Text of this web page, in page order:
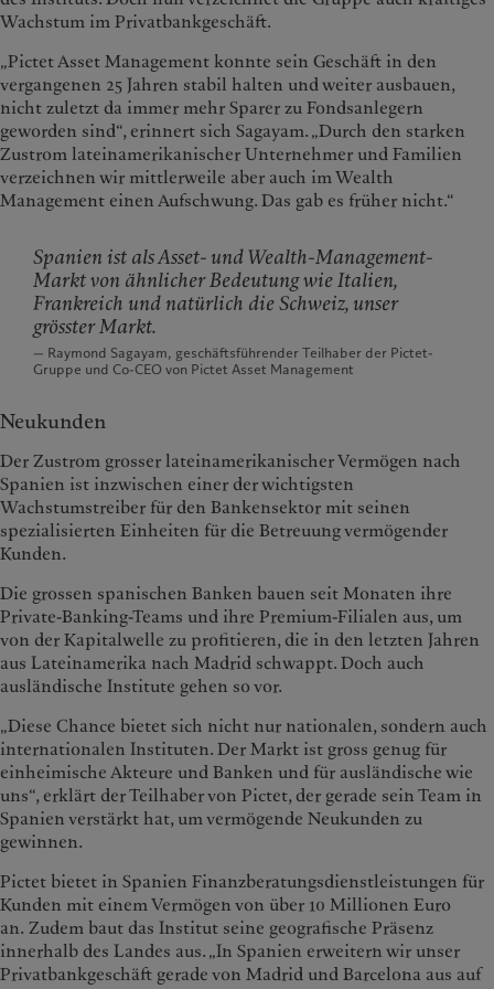
Wachstum im Privatbankgeschäft.
„Pictet Asset Management konnte sein Geschäft in den
vergangenen 25 Jahren stabil halten und weiter ausbauen,
nicht zuletzt da immer mehr Sparer zu Fondsanlegern
geworden sind“, erinnert sich Sagayam. „Durch den starken
Zustrom lateinamerikanischer Unternehmer und Familien
verzeichnen wir mittlerweile aber auch im Wealth
Management einen Aufschwung. Das gab es früher nicht.“
Spanien ist als Asset- und Wealth-Management-
Markt von ähnlicher Bedeutung wie Italien,
Frankreich und natürlich die Schweiz, unser
grösster Markt.
— Raymond Sagayam, geschäftsführender Teilhaber der Pictet-
Gruppe und Co-CEO von Pictet Asset Management
Neukunden
Der Zustrom grosser lateinamerikanischer Vermögen nach
Spanien ist inzwischen einer der wichtigsten
Wachstumstreiber für den Bankensektor mit seinen
spezialisierten Einheiten für die Betreuung vermögender
Kunden.
Die grossen spanischen Banken bauen seit Monaten ihre
Private-Banking-Teams und ihre Premium-Filialen aus, um
von der Kapitalwelle zu profitieren, die in den letzten Jahren
aus Lateinamerika nach Madrid schwappt. Doch auch
ausländische Institute gehen so vor.
„Diese Chance bietet sich nicht nur nationalen, sondern auch
internationalen Instituten. Der Markt ist gross genug für
einheimische Akteure und Banken und für ausländische wie
uns“, erklärt der Teilhaber von Pictet, der gerade sein Team in
Spanien verstärkt hat, um vermögende Neukunden zu
gewinnen.
Pictet bietet in Spanien Finanzberatungsdienstleistungen für
Kunden mit einem Vermögen von über 10 Millionen Euro
an. Zudem baut das Institut seine geografische Präsenz
innerhalb des Landes aus. „In Spanien erweitern wir unser
Privatbankgeschäft gerade von Madrid und Barcelona aus auf